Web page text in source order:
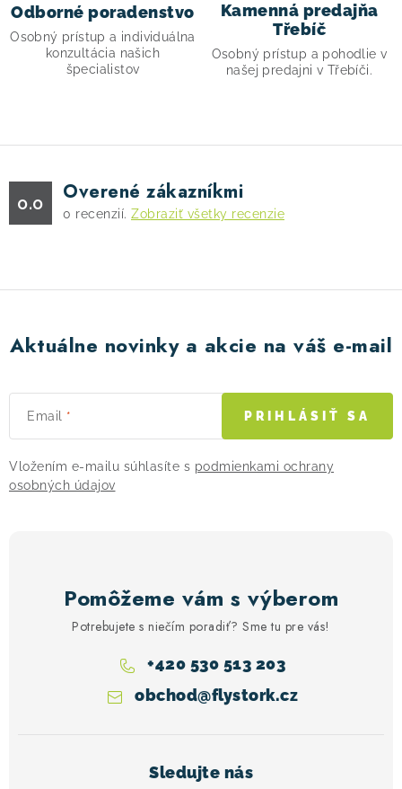
v
k
p
s
u
Odborné poradenstvo
Osobný prístup a individuálna
konzultácia našich
špecialistov
Kamenná predajňa
Třebíč
Osobný prístup a pohodlie v
našej predajni v Třebíči.
0.0 Overené zákazníkmi
0 recenzií. Zobraziť všetky recenzie
Aktuálne novinky a akcie na váš e-mail
Email
Vložením e-mailu súhlasíte s podmienkami ochrany
osobných údajov
PRIHLÁSIŤ SA
Pomôžeme vám s výberom
Potrebujete s niečím poradiť? Sme tu pre vás!
obchod@flystork.cz
+420 530 513 203